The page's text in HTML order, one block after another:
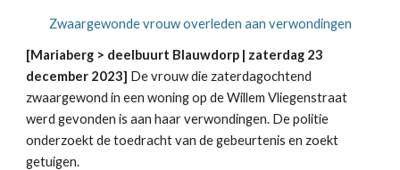
Zwaargewonde vrouw overleden aan verwondingen
[Mariaberg > deelbuurt Blauwdorp | zaterdag 23
december 2023] De vrouw die zaterdagochtend
zwaargewond in een woning op de Willem Vliegenstraat
werd gevonden is aan haar verwondingen. De politie
onderzoekt de toedracht van de gebeurtenis en zoekt
getuigen.